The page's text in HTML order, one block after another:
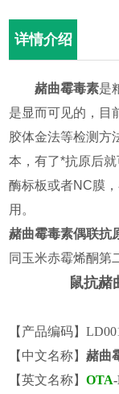
详情介绍
赭曲霉毒素是
是显而可见的，目
胶体金法等检测方
本，有了*抗原后
酶标板或者NC膜
用。
赭曲霉毒素偶联抗
同玉米赤霉烯酮第
鼠抗赭
【产品编码】
【中文名称】赭曲
【英文名称】OTA